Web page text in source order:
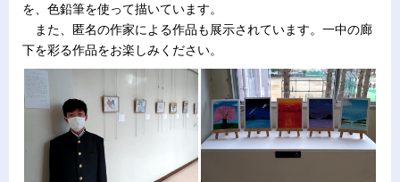
を、色鉛筆を使って描いています。
また、匿名の作家による作品も展示されています。一中の廊
下を彩る作品をお楽しみください。